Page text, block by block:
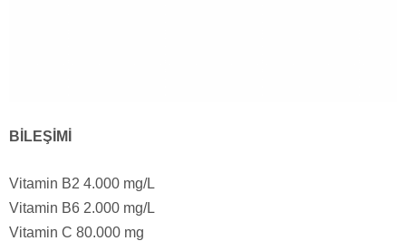
BİLEŞİMİ
Vitamin B2 4.000 mg/L
Vitamin B6 2.000 mg/L
Vitamin C 80.000 mg